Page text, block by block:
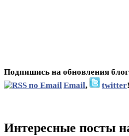
Подпишись на обновления
Email, twitter!
Интересные посты